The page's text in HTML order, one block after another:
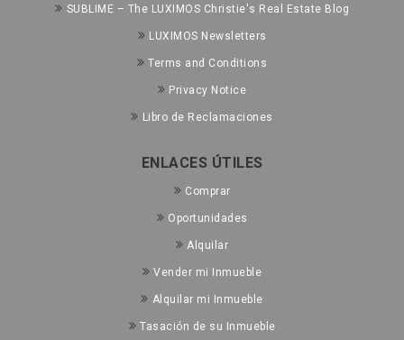
SUBLIME – The LUXIMOS Christie's Real Estate Blog
LUXIMOS Newsletters
Terms and Conditions
Privacy Notice
Libro de Reclamaciones
ENLACES ÚTILES
Comprar
Oportunidades
Alquilar
Vender mi Inmueble
Alquilar mi Inmueble
Tasación de su Inmueble